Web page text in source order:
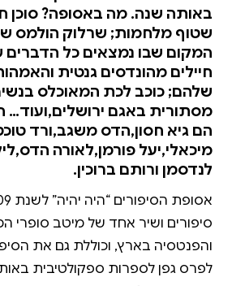
באותה שנה. מה באסופה? סוכן
שטוף מלחמות; שרלוק הולמס
המקום שבו נמצאים כל
חיילים מהונדסים גנטית
שלהם; כוכב לכת המאוכלס
מסתורית באגם ירושלים,ועוד…
הם גיא חסון,הדס משגב,ורד
מיכאלי,יעל פורמן,לאורה
לנדסמן ורותם ברוכין.
סיפורים ושיר אחד של מיטב סופרי
והפנטסיה בארץ, וכוללת גם את